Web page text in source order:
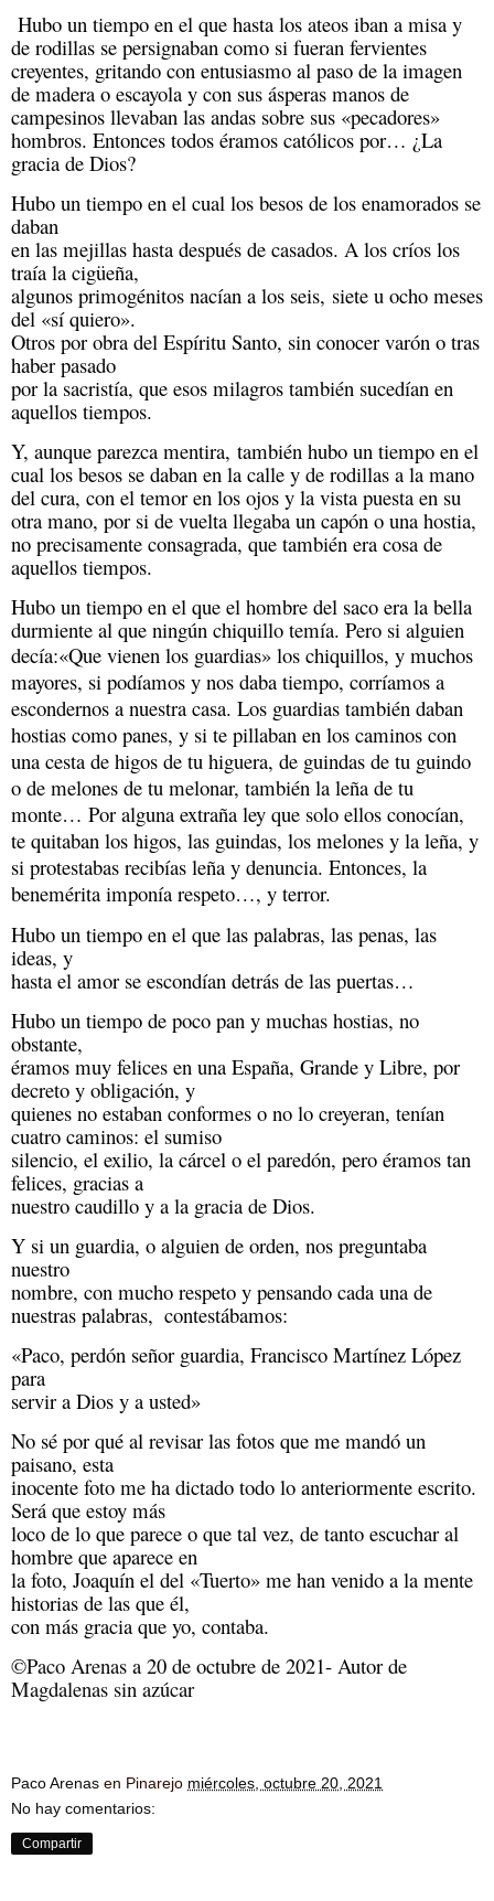
Hubo un tiempo en el que hasta los ateos iban a misa y
de rodillas se persignaban como si fueran fervientes
creyentes, gritando con entusiasmo al paso de la imagen
de madera o escayola y con sus ásperas manos de
campesinos llevaban las andas sobre sus «pecadores»
hombros. Entonces todos éramos católicos por… ¿La
gracia de Dios?
Hubo un tiempo en el cual los besos de los enamorados se
daban
en las mejillas hasta después de casados. A los críos los
traía la cigüeña,
algunos primogénitos nacían a los seis, siete u ocho meses
del «sí quiero».
Otros por obra del Espíritu Santo, sin conocer varón o tras
haber pasado
por la sacristía, que esos milagros también sucedían en
aquellos tiempos.
Y, aunque parezca mentira, también hubo un tiempo en el
cual los besos se daban en la calle y de rodillas a la mano
del cura, con el temor en los ojos y la vista puesta en su
otra mano, por si de vuelta llegaba un capón o una hostia,
no precisamente consagrada, que también era cosa de
aquellos tiempos.
Hubo un tiempo en el que el hombre del saco era la bella
durmiente al que ningún chiquillo temía. Pero si alguien
decía:«Que vienen los guardias» los chiquillos, y muchos
mayores, si podíamos y nos daba tiempo, corríamos a
hostias como panes, y si te pillaban en los caminos con
una cesta de higos de tu higuera, de guindas de tu guindo
o de melones de tu melonar, también la leña de tu
monte… Por alguna extraña ley que solo ellos conocían,
te quitaban los higos, las guindas, los melones y la leña, y
si protestabas recibías leña y denuncia. Entonces, la
benemérita imponía respeto…, y terror.
Hubo un tiempo en el que las palabras, las penas, las
ideas, y
hasta el amor se escondían detrás de las puertas…
Hubo un tiempo de poco pan y muchas hostias, no
obstante,
éramos muy felices en una España, Grande y Libre, por
decreto y obligación, y
quienes no estaban conformes o no lo creyeran, tenían
cuatro caminos: el sumiso
silencio, el exilio, la cárcel o el paredón, pero éramos tan
felices, gracias a
nuestro caudillo y a la gracia de Dios.
Y si un guardia, o alguien de orden, nos preguntaba
nuestro
nombre, con mucho respeto y pensando cada una de
nuestras palabras,  contestábamos:
«Paco, perdón señor guardia, Francisco Martínez López
para
servir a Dios y a usted»
No sé por qué al revisar las fotos que me mandó un
paisano, esta
inocente foto me ha dictado todo lo anteriormente escrito.
Será que estoy más
loco de lo que parece o que tal vez, de tanto escuchar al
hombre que aparece en
la foto, Joaquín el del «Tuerto» me han venido a la mente
historias de las que él,
con más gracia que yo, contaba.
©Paco Arenas
Magdalenas sin azúcar
Paco Arenas en Pinarejo miércoles, octubre 20, 2021
No hay comentarios:
Compartir